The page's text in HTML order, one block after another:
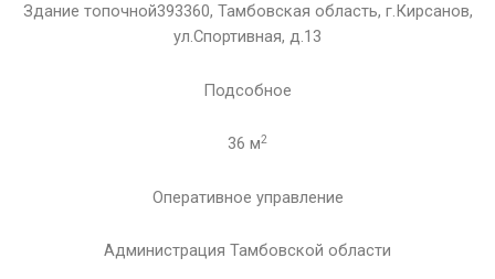
Здание топочной393360, Тамбовская область, г.Кирсанов,
ул.Спортивная, д.13
Подсобное
36 м2
Оперативное управление
Администрация Тамбовской области